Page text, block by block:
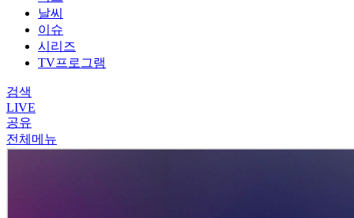
날씨
이슈
시리즈
TV프로그램
검색
LIVE
공유
전체메뉴